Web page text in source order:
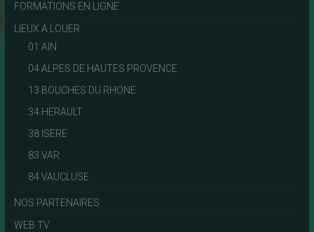
FORMATIONS EN LIGNE
LIEUX A LOUER
01 AIN
04 ALPES DE HAUTES PROVENCE
13 BOUCHES DU RHONE
34 HERAULT
38 ISERE
83 VAR
84 VAUCLUSE
NOS PARTENAIRES
WEB TV